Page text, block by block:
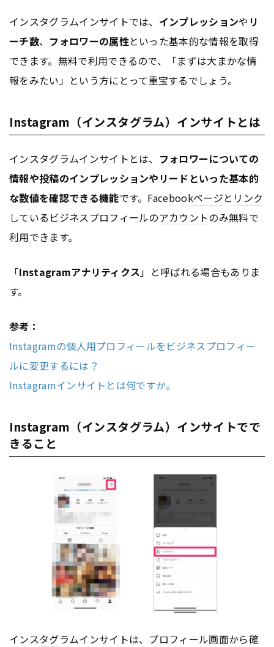
インスタグラムインサイトでは、 インプレッションや リ
ーチ数、 フォロワーの属性といった基本的な情報を取得
できます。無料で利用できるので、「まずは大まかな情
報をみたい」という方にとって重宝するでしょう。
Instagram（インスタグラム）インサイトとは
インスタグラムインサイトとは、 フォロワーについての
情報や投稿のインプレッションやリードといった基本的
な数値を確認できる機能です。Facebookページと リンク
しているビジネスプロフィールのアカウントのみ無料で
利用できます。
「Instagramアナリティクス」と呼ばれる場合もありま
す。
参考：
Instagramの個人用プロフィールをビジネスプロフィー
ルに変更するには？
Instagramインサイトとは何ですか。
Instagram（インスタグラム）インサイトでで
きること
インスタグラムインサイトは、プロフィール画面から確